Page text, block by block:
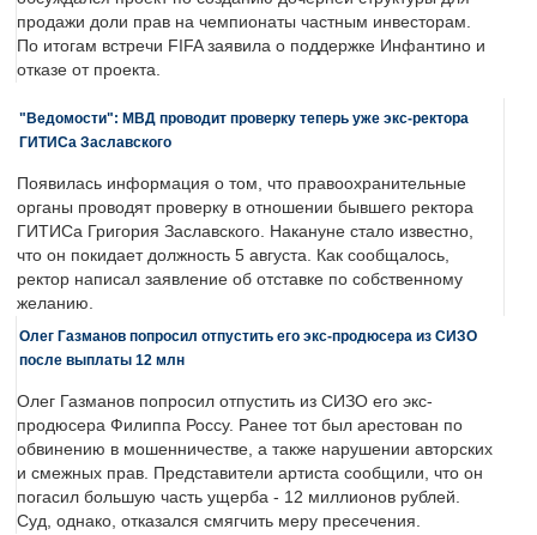
продажи доли прав на чемпионаты частным инвесторам.
По итогам встречи FIFA заявила о поддержке Инфантино и
отказе от проекта.
"Ведомости": МВД проводит проверку теперь уже экс-ректора
ГИТИСа Заславского
Появилась информация о том, что правоохранительные
органы проводят проверку в отношении бывшего ректора
ГИТИСа Григория Заславского. Накануне стало известно,
что он покидает должность 5 августа. Как сообщалось,
ректор написал заявление об отставке по собственному
желанию.
Олег Газманов попросил отпустить его экс-продюсера из СИЗО
после выплаты 12 млн
Олег Газманов попросил отпустить из СИЗО его экс-
продюсера Филиппа Россу. Ранее тот был арестован по
обвинению в мошенничестве, а также нарушении авторских
и смежных прав. Представители артиста сообщили, что он
погасил большую часть ущерба - 12 миллионов рублей.
Суд, однако, отказался смягчить меру пресечения.